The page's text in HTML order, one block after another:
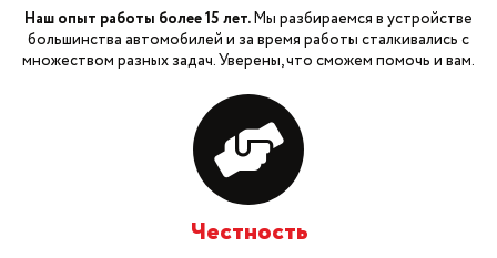
Наш опыт работы более 15 лет.Мы разбираемся в устройстве
большинства автомобилей и за время работы сталкивались с
множеством разных задач. Уверены, что сможем помочь и вам.
Честность